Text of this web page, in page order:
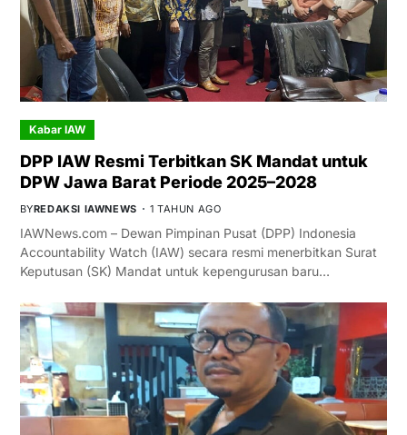
Kabar IAW
DPP IAW Resmi Terbitkan SK Mandat untuk
DPW Jawa Barat Periode 2025–2028
BYREDAKSI IAWNEWS 1 TAHUN AGO
IAWNews.com – Dewan Pimpinan Pusat (DPP) Indonesia
Accountability Watch (IAW) secara resmi menerbitkan Surat
Keputusan (SK) Mandat untuk kepengurusan baru…